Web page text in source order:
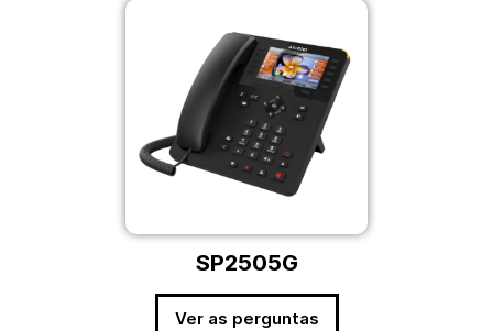
SP2505G
Ver as perguntas